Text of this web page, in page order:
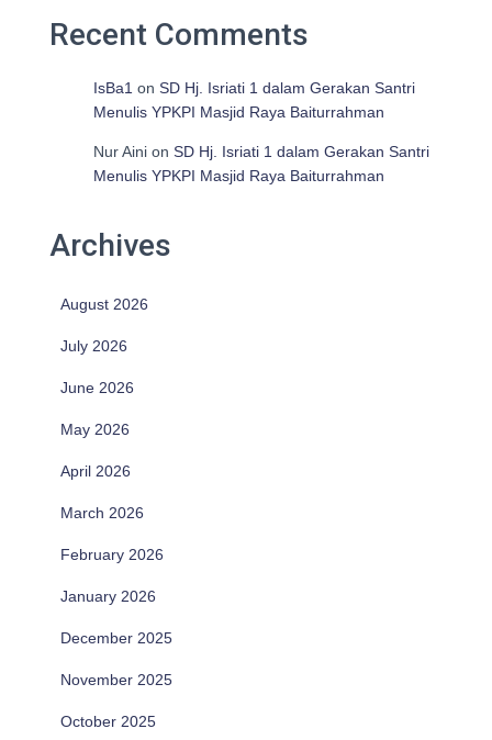
Recent Comments
IsBa1 on SD Hj. Isriati 1 dalam Gerakan Santri
Menulis YPKPI Masjid Raya Baiturrahman
Nur Aini on SD Hj. Isriati 1 dalam Gerakan Santri
Menulis YPKPI Masjid Raya Baiturrahman
Archives
August 2026
July 2026
June 2026
May 2026
April 2026
March 2026
February 2026
January 2026
December 2025
November 2025
October 2025